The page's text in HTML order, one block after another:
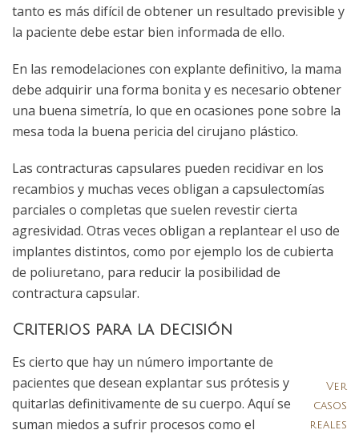
tanto es más difícil de obtener un resultado previsible y
la paciente debe estar bien informada de ello.
En las remodelaciones con explante definitivo, la mama
debe adquirir una forma bonita y es necesario obtener
una buena simetría, lo que en ocasiones pone sobre la
mesa toda la buena pericia del cirujano plástico.
Las contracturas capsulares pueden recidivar en los
recambios y muchas veces obligan a capsulectomías
parciales o completas que suelen revestir cierta
agresividad. Otras veces obligan a replantear el uso de
implantes distintos, como por ejemplo los de cubierta
de poliuretano, para reducir la posibilidad de
contractura capsular.
Criterios para la decisión
Ver
casos
reales
Es cierto que hay un número importante de
pacientes que desean explantar sus prótesis y
quitarlas definitivamente de su cuerpo. Aquí se
suman miedos a sufrir procesos como el